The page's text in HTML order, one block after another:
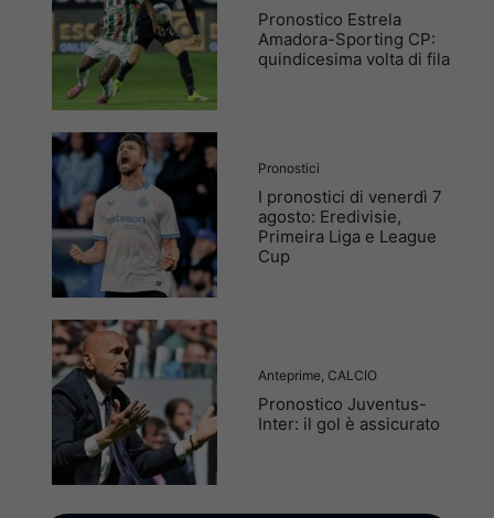
Pronostico Estrela
Amadora-Sporting CP:
quindicesima volta di fila
Pronostici
I pronostici di venerdì 7
agosto: Eredivisie,
Primeira Liga e League
Cup
Anteprime CALCIO
Pronostico Juventus-
Inter: il gol è assicurato